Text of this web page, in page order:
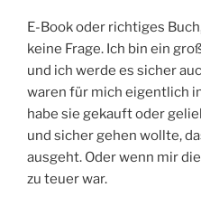
E-Book oder richtiges
keine Frage. Ich bin ein
und ich werde es sicher
waren für mich eigentlich
habe sie gekauft oder
und sicher gehen wollte,
ausgeht. Oder wenn mir
zu teuer war.